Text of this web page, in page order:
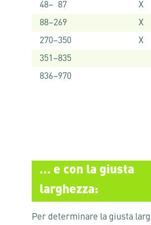
48– 87
X
88–269
X
270–350
X
351–835
836–970
… e con la giusta
larghezza:
Per determinare la giusta